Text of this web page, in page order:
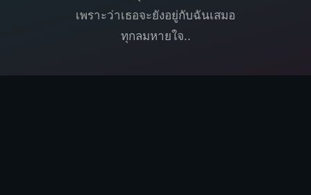
เพราะว่าเธอจะยังอยู่กับฉันเสมอ
ทุกลมหายใจ..